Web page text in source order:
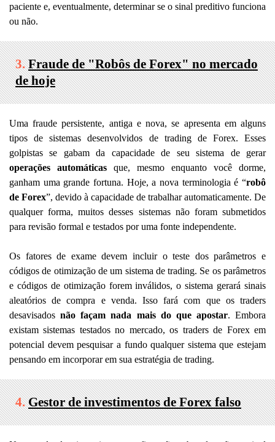
paciente e, eventualmente, determinar se o sinal preditivo funciona
ou não.
3.Fraude de "Robôs de Forex" no mercado
de hoje
Uma fraude persistente, antiga e nova, se apresenta em alguns
tipos de sistemas desenvolvidos de trading de Forex. Esses
golpistas se gabam da capacidade de seu sistema de gerar
operações automáticas que, mesmo enquanto você dorme,
ganham uma grande fortuna. Hoje, a nova terminologia é “robô
de Forex”, devido à capacidade de trabalhar automaticamente. De
qualquer forma, muitos desses sistemas não foram submetidos
para revisão formal e testados por uma fonte independente.
Os fatores de exame devem incluir o teste dos parâmetros e
códigos de otimização de um sistema de trading. Se os parâmetros
e códigos de otimização forem inválidos, o sistema gerará sinais
aleatórios de compra e venda. Isso fará com que os traders
desavisadosnão façam nada mais do que apostar. Embora
existam sistemas testados no mercado, os traders de Forex em
potencial devem pesquisar a fundo qualquer sistema que estejam
pensando em incorporar em sua estratégia de trading.
4.Gestor de investimentos de Forex falso